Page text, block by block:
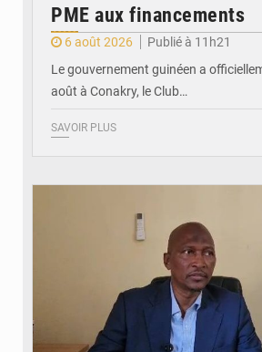
PME aux financements
6 août 2026
Publié à 11h21
Le gouvernement guinéen a
août à Conakry, le Club…
SAVOIR PLUS